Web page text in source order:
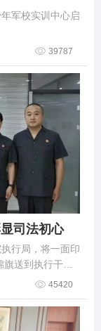
军校实训中心启
39787
司法初心
行局，将一面印
送到执行干警
45420